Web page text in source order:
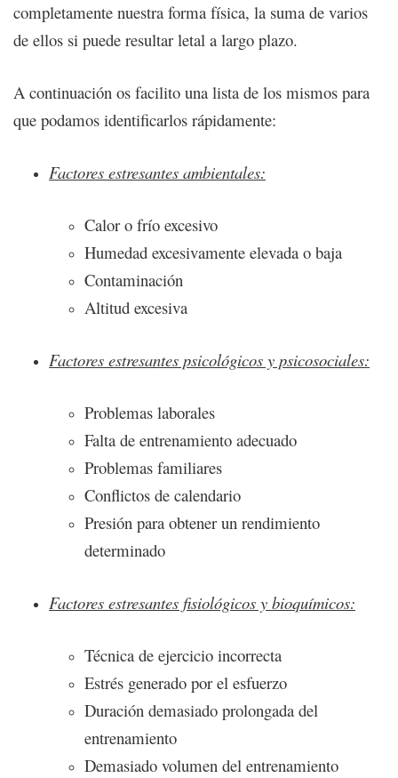
completamente nuestra forma física, la suma de varios
de ellos si puede resultar letal a largo plazo.
A continuación os facilito una lista de los mismos para
que podamos identificarlos rápidamente:
Factores estresantes ambientales:
Calor o frío excesivo
Humedad excesivamente elevada o baja
Contaminación
Altitud excesiva
Factores estresantes psicológicos y psicosociales:
Problemas laborales
Falta de entrenamiento adecuado
Problemas familiares
Conflictos de calendario
Presión para obtener un rendimiento
determinado
Factores estresantes fisiológicos y bioquímicos:
Técnica de ejercicio incorrecta
Estrés generado por el esfuerzo
Duración demasiado prolongada del
entrenamiento
Demasiado volumen del entrenamiento